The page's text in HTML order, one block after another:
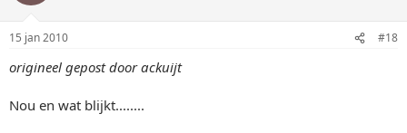
15 jan 2010 #18
origineel gepost door ackuijt
Nou en wat blijkt........